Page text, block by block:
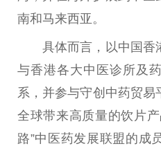
南和马来西亚。
具体而言，以中国香
与香港各大中医诊所及
系，并参与守创中药贸易
全球带来高质量的饮片
路”中医药发展联盟的成